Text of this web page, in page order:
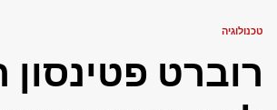
טכנולוגיה
רוברט פטינסון